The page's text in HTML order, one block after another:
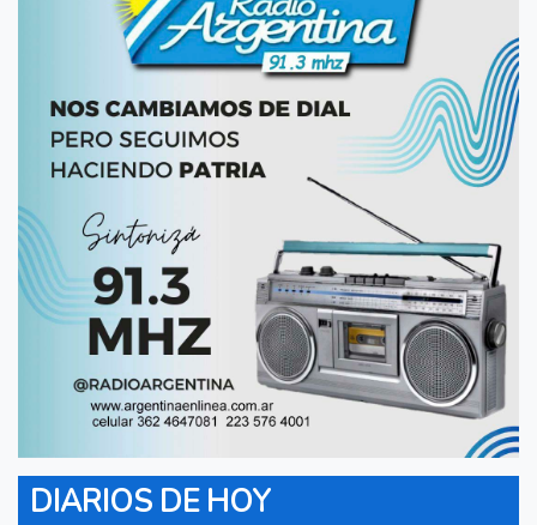
DIARIOS DE HOY